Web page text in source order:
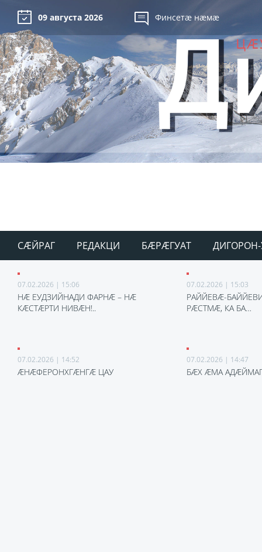
09 августа 2026 Финсетæ нæмæ
СÆЙРАГ РЕДАКЦИ БÆРÆГУАТ ДИГОРОН-
07.02.2026 | 15:06
НÆ ЕУДЗИЙНАДИ ФАРНÆ – НÆ
КÆСТÆРТИ НИВÆН!..
07.02.2026 | 15:03
РАЙЙЕВÆ-
РÆСТМÆ, КА БА…
07.02.2026 | 14:52
ÆНÆФЕРОНХГÆНГÆ ЦАУ
07.02.2026 | 14:47
БÆХ ÆМА